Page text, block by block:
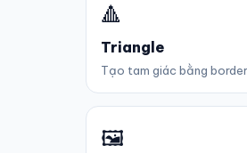
🔺
Triangle
Tạo tam giác bằng border.
🖼️